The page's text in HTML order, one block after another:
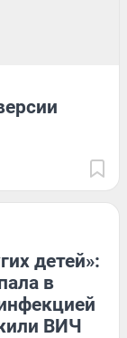
детей»:
в
ВИЧ